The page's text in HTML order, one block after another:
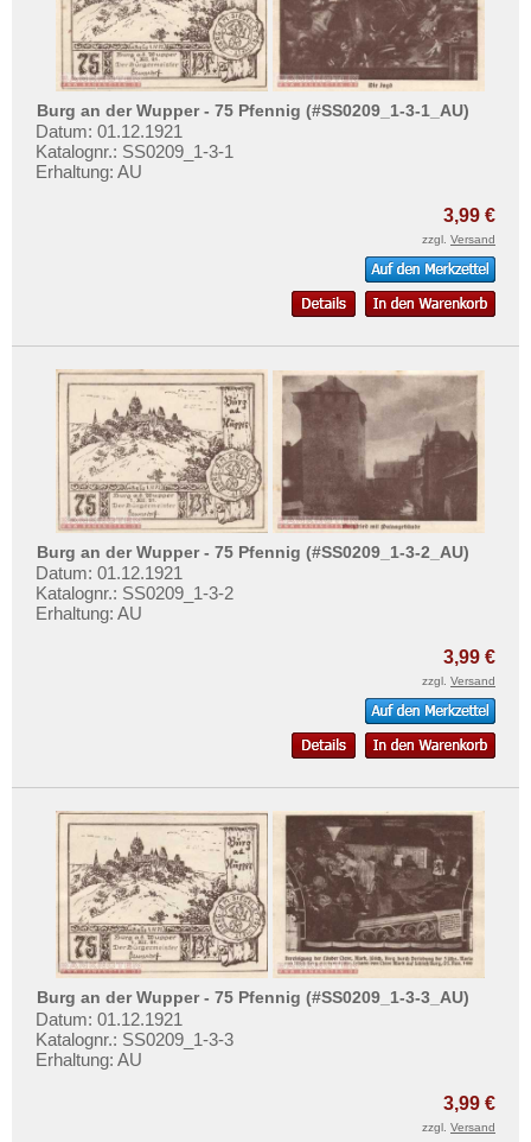
Burg an der Wupper - 75 Pfennig (#SS0209_1-3-1_AU)
Datum: 01.12.1921
Katalognr.: SS0209_1-3-1
Erhaltung: AU
3,99 €
zzgl. Versand
Burg an der Wupper - 75 Pfennig (#SS0209_1-3-2_AU)
Datum: 01.12.1921
Katalognr.: SS0209_1-3-2
Erhaltung: AU
3,99 €
zzgl. Versand
Burg an der Wupper - 75 Pfennig (#SS0209_1-3-3_AU)
Datum: 01.12.1921
Katalognr.: SS0209_1-3-3
Erhaltung: AU
3,99 €
zzgl. Versand